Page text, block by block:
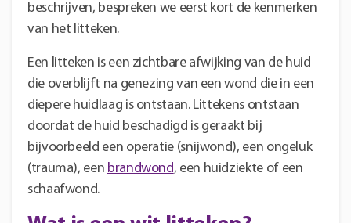
beschrijven, bespreken we eerst kort de kenmerken
van het litteken.
Een litteken is een zichtbare afwijking van de huid
die overblijft na genezing van een wond die in een
diepere huidlaag is ontstaan. Littekens ontstaan
doordat de huid beschadigd is geraakt bij
bijvoorbeeld een operatie (snijwond), een ongeluk
(trauma), een brandwond, een huidziekte of een
schaafwond.